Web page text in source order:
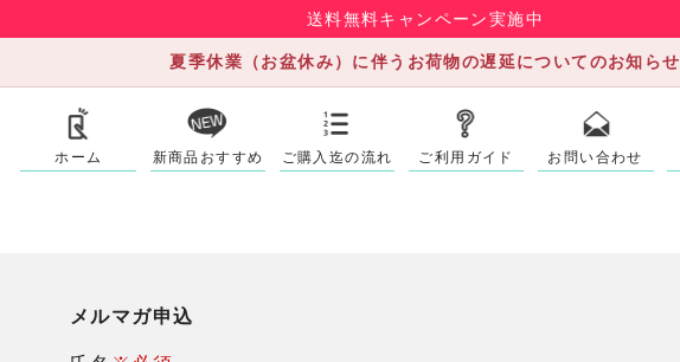
送料無料キャンペーン実施中
夏季休業（お盆休み）に伴うお荷物の遅延についてのお知らせ
ホーム 新商品おすすめ ご購入迄の流れ ご利用ガイド お問い合わせ
メルマガ申込